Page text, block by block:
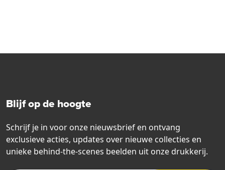
Blijf op de hoogte
Schrijf je in voor onze nieuwsbrief en ontvang
exclusieve acties, updates over nieuwe collecties en
unieke behind-the-scenes beelden uit onze drukkerij.